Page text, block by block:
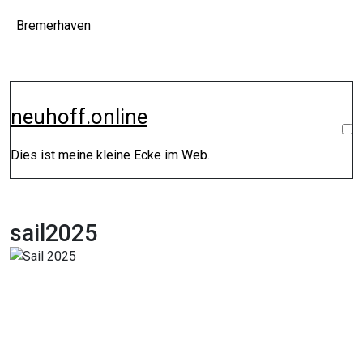
Inhalt
neuhoff.online
Dies ist meine kleine Ecke im Web.
sail2025
Bremerhaven